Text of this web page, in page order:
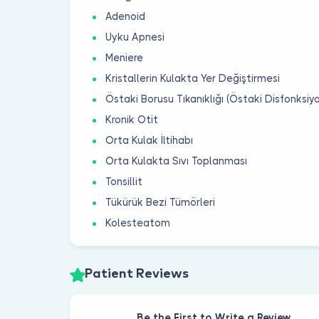
Adenoid
Uyku Apnesi
Meniere
Kristallerin Kulakta Yer Değiştirmesi
Östaki Borusu Tıkanıklığı (Östaki
Kronik Otit
Orta Kulak İltihabı
Orta Kulakta Sıvı Toplanması
Tonsillit
Tükürük Bezi Tümörleri
Kolesteatom
Patient Reviews